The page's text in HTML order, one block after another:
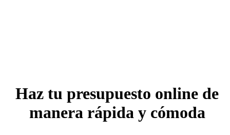
Haz tu presupuesto online de
manera rápida y cómoda